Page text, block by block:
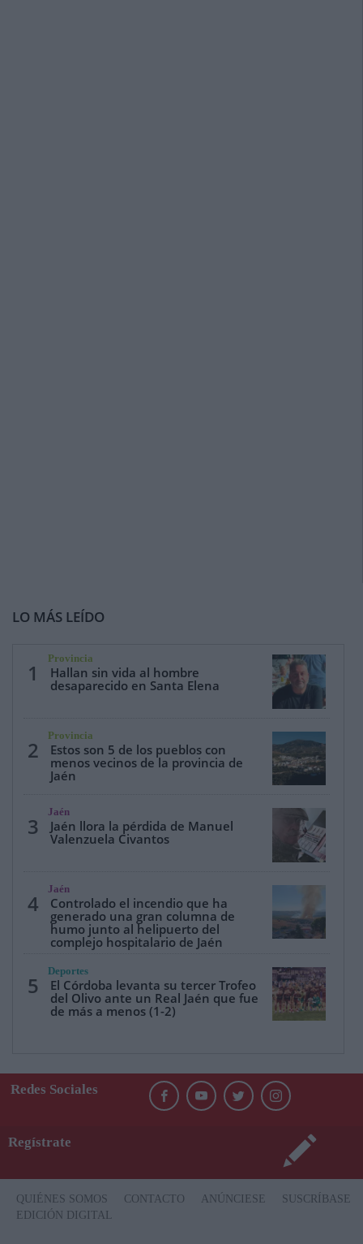
LO MÁS LEÍDO
1
Provincia
Hallan sin vida al hombre
desaparecido en Santa Elena
2
Provincia
Estos son 5 de los pueblos con
menos vecinos de la provincia de
Jaén
3
Jaén
Jaén llora la pérdida de Manuel
Valenzuela Civantos
4
Jaén
Controlado el incendio que ha
generado una gran columna de
humo junto al helipuerto del
complejo hospitalario de Jaén
5
Deportes
El Córdoba levanta su tercer Trofeo
del Olivo ante un Real Jaén que fue
de más a menos (1-2)
Redes Sociales
Regístrate
QUIÉNES SOMOS CONTACTO ANÚNCIESE
SUSCRÍBASE
EDICIÓN DIGITAL